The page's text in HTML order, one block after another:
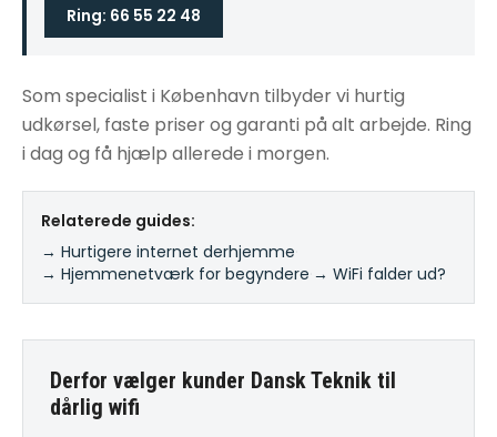
Ring: 66 55 22 48
Som specialist i København tilbyder vi hurtig
udkørsel, faste priser og garanti på alt arbejde. Ring
i dag og få hjælp allerede i morgen.
Relaterede guides:
→ Hurtigere internet derhjemme
→ Hjemmenetværk for begyndere → WiFi falder ud?
Derfor vælger kunder Dansk Teknik til
dårlig wifi